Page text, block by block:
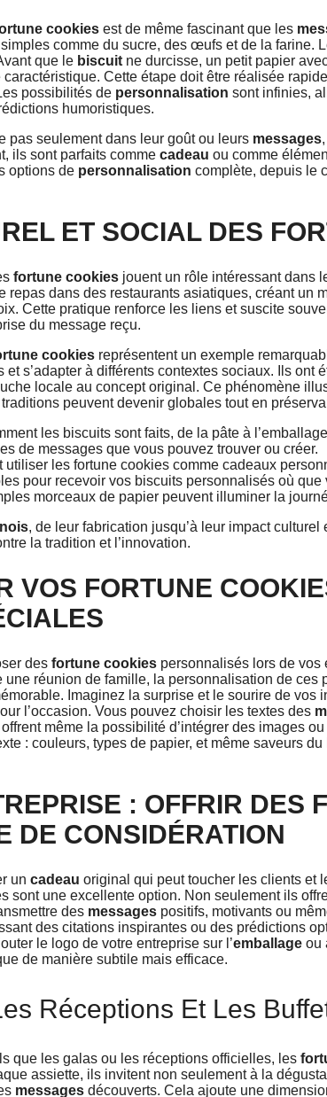
cookies est de même fascinant que les
comme du sucre, des œufs et de la farine.
que le biscuit ne durcisse, un petit papier
Cette étape doit être réalisée
possibilités de personnalisation sont infinies,
humoristiques.
pas seulement dans leur goût ou leurs messages
ils sont parfaits comme cadeau ou comme
options de personnalisation complète, depuis le
ET SOCIAL DES
fortune cookies jouent un rôle intéressant dans
repas dans des restaurants asiatiques, créant un
Cette pratique renforce les liens et suscite
du message reçu.
cookies représentent un exemple
s’adapter à différents contextes sociaux. Ils ont
locale au concept original. Ce phénomène
peuvent devenir globales tout en
les biscuits sont faits, de la pâte à
de messages que vous pouvez trouver ou créer.
utiliser les fortune cookies comme cadeaux
pour recevoir vos biscuits personnalisés où que
morceaux de papier peuvent illuminer la
, de leur fabrication jusqu’à leur impact
la tradition et l’innovation.
VOS FORTUNE
des fortune cookies personnalisés lors de vos
réunion de famille, la personnalisation de ces
Imaginez la surprise et le sourire de vos
l’occasion. Vous pouvez choisir les textes des
même la possibilité d’intégrer des images ou
: couleurs, types de papier, et même saveurs du
: OFFRIR DES
DE CONSIDÉRATION
un cadeau original qui peut toucher les clients et
sont une excellente option. Non seulement ils
des messages positifs, motivants ou
des citations inspirantes ou des prédictions
le logo de votre entreprise sur l’emballage ou
de manière subtile mais efficace.
Réceptions Et Les
que les galas ou les réceptions officielles, les
assiette, ils invitent non seulement à la
messages découverts. Cela ajoute une